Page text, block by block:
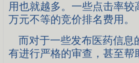
用也就越多。一些点击率
万元不等的竞价排名费用。
而对于一些发布医药信息
有进行严格的审查，甚至帮